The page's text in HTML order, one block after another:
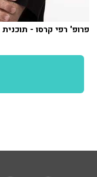
פרופ' רפי קרסו -